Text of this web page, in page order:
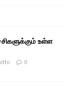
உள்ள
0